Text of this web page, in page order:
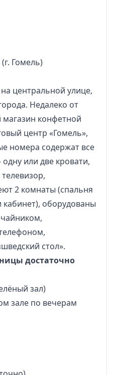
Гомель)
центральной улице,
Недалеко от
конфетной
центр «Гомель»,
номера содержат все
или две кровати,
2 комнаты (спальня
оборудованы
стол».
достаточно
зал)
зале по вечерам